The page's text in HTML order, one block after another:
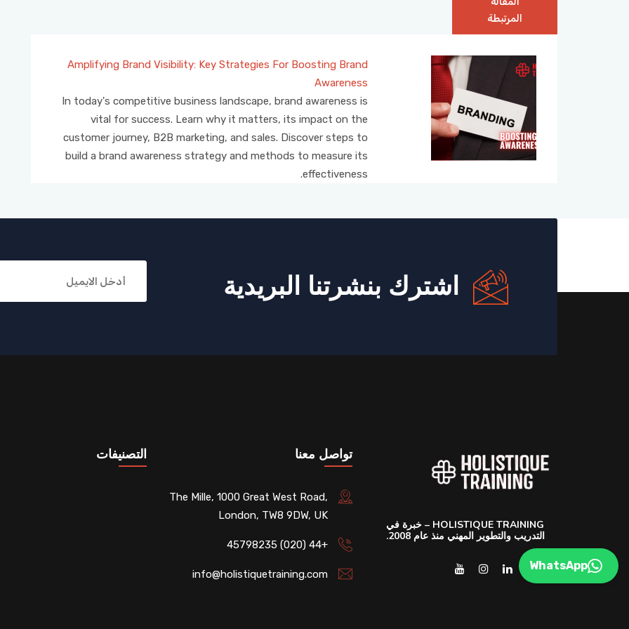
المرتبطة
Amplifying Brand Visibility: Key Strategies For Boosting Brand
Awareness
In today's competitive business landscape, brand awareness is
vital for success. Learn why it matters, its impact on the
customer journey, B2B marketing, and sales. Discover steps to
build a brand awareness strategy and methods to measure its
effectiveness.
اشترك بنشرتنا البريدية
HOLISTIQUE TRAINING – خبرة في
التدريب والتطوير المهني منذ عام 2008.
تواصل معنا
The Mille, 1000 Great West Road,
London, TW8 9DW, UK
+44 (020) 45798235
info@holistiquetraining.com
التصنيفات
WhatsApp